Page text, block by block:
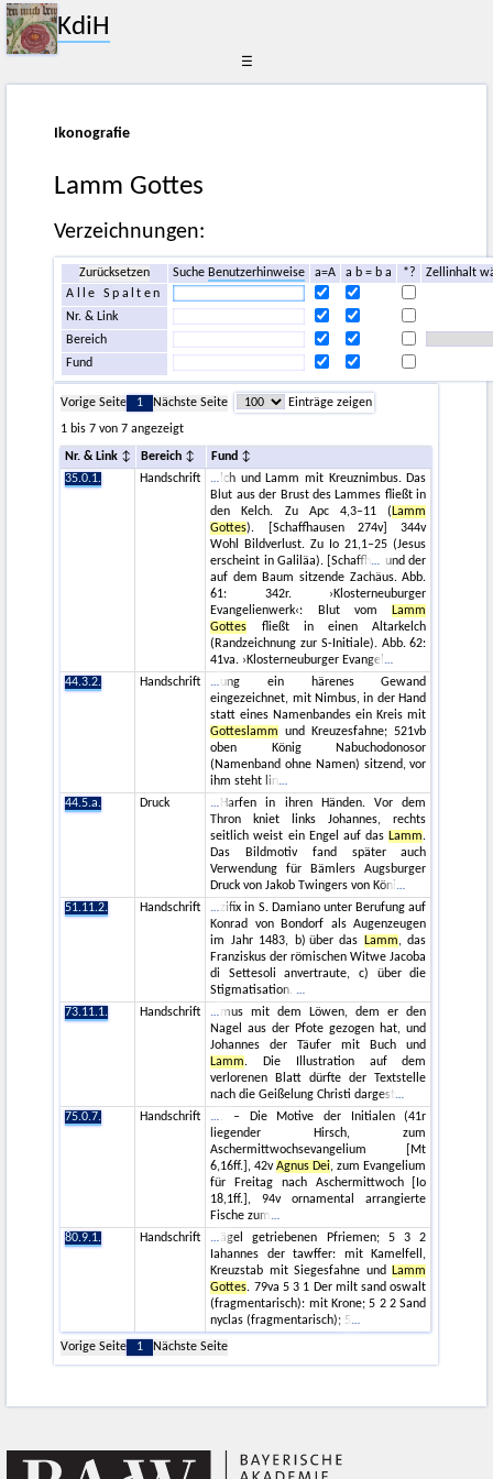
KdiH
☰
Ikonografie
Lamm Gottes
Verzeichnungen:
Zurücksetzen SucheBenutzerhinweise a=A a b = b a *?
Zellinhalt
Alle Spalten
Nr. & Link
Bereich
Fund
Vorige Seite 1 Nächste Seite
Einträge zeigen
1 bis 7 von 7 angezeigt
Nr. & Link Bereich
Fund
35.0.1.
Handschrift
lch und Lamm mit Kreuznimbus. Das
Blut aus der Brust des Lammes fließt in
den Kelch. Zu Apc 4,3–11 (Lamm
Gottes). [Schaffhausen 274v] 344v
Wohl Bildverlust. Zu Io 21,1–25 (Jesus
erscheint in Galiläa). [Schaffh
und der
auf dem Baum sitzende Zachäus. Abb.
61: 342r. ›Klosterneuburger
Evangelienwerk‹: Blut vom Lamm
Gottes fließt in einen Altarkelch
(Randzeichnung zur S-Initiale). Abb. 62:
41va. ›Klosterneuburger Evangel
44.3.2.
Handschrift
ung ein härenes Gewand
eingezeichnet, mit Nimbus, in der Hand
statt eines Namenbandes ein Kreis mit
Gotteslamm und Kreuzesfahne; 521vb
oben König Nabuchodonosor
(Namenband ohne Namen) sitzend, vor
ihm steht lin
44.5.a.
Druck
Harfen in ihren Händen. Vor dem
Thron kniet links Johannes, rechts
seitlich weist ein Engel auf das Lamm.
Das Bildmotiv fand später auch
Verwendung für Bämlers Augsburger
Druck von Jakob Twingers von Köni
51.11.2.
Handschrift
zifix in S. Damiano unter Berufung auf
Konrad von Bondorf als Augenzeugen
im Jahr 1483, b) über das Lamm, das
Franziskus der römischen Witwe Jacoba
di Settesoli anvertraute, c) über die
Stigmatisation.
73.11.1.
Handschrift
mus mit dem Löwen, dem er den
Nagel aus der Pfote gezogen hat, und
Johannes der Täufer mit Buch und
Lamm. Die Illustration auf dem
verlorenen Blatt dürfte der Textstelle
nach die Geißelung Christi dargest
75.0.7.
Handschrift
. – Die Motive der Initialen (41r
liegender Hirsch, zum
Aschermittwochsevangelium [Mt
6,16ff.], 42vAgnus Dei, zum Evangelium
für Freitag nach Aschermittwoch [Io
18,1ff.], 94v ornamental arrangierte
Fische zum
80.9.1.
Handschrift
ägel getriebenen Pfriemen; 5 3 2
Iahannes der tawffer: mit Kamelfell,
Kreuzstab mit Siegesfahne und Lamm
Gottes. 79va 5 3 1 Der milt sand oswalt
(fragmentarisch): mit Krone; 5 2 2 Sand
nyclas (fragmentarisch); 5
Vorige Seite
1 Nächste Seite